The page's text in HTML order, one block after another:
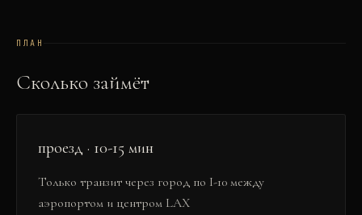
ПЛАН
Сколько займёт
проезд · 10-15 мин
Только транзит через город по I-10 между
аэропортом и центром LAX